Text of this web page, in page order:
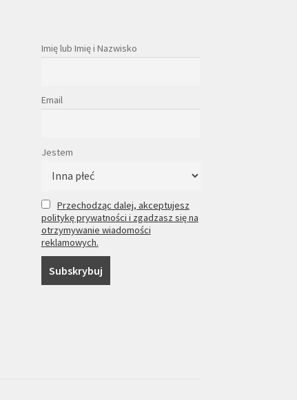
Imię lub Imię i Nazwisko
Email
Jestem
Przechodząc dalej, akceptujesz
politykę prywatności i zgadzasz się na
otrzymywanie wiadomości
reklamowych.